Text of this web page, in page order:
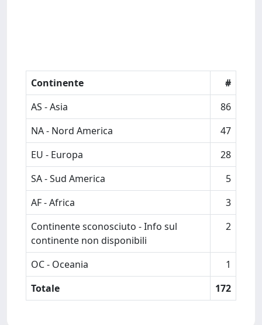
Continente
#
AS - Asia
86
NA - Nord America
47
EU - Europa
28
SA - Sud America
5
AF - Africa
3
Continente sconosciuto - Info sul
continente non disponibili
2
OC - Oceania
1
Totale
172